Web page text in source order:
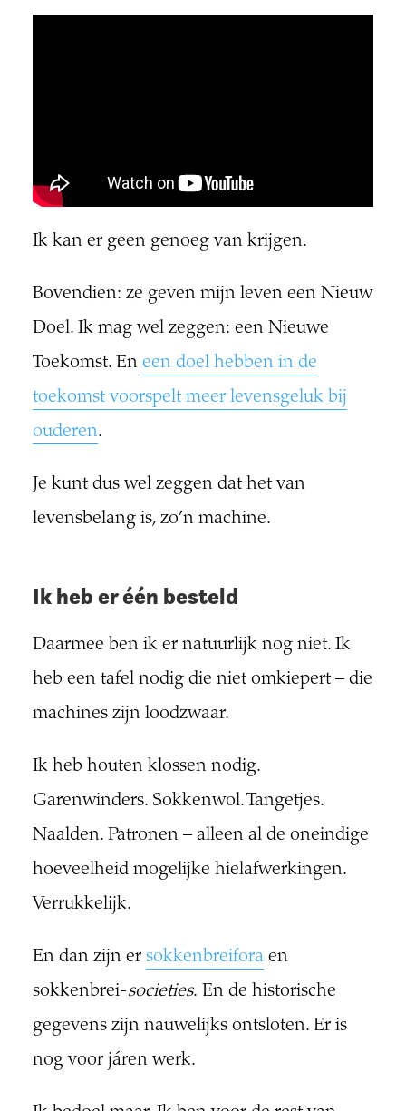
Ik kan er geen genoeg van krijgen.
Bovendien: ze geven mijn leven een Nieuw
Doel. Ik mag wel zeggen: een Nieuwe
Toekomst. En een doel hebben in de
toekomst voorspelt meer levensgeluk bij
ouderen.
Je kunt dus wel zeggen dat het van
levensbelang is, zo’n machine.
Ik heb er één besteld
Daarmee ben ik er natuurlijk nog niet. Ik
heb een tafel nodig die niet omkiepert – die
machines zijn loodzwaar.
Ik heb houten klossen nodig.
Garenwinders. Sokkenwol. Tangetjes.
Naalden. Patronen – alleen al de oneindige
hoeveelheid mogelijke hielafwerkingen.
Verrukkelijk.
En dan zijn er sokkenbreiforaen
sokkenbrei-societies. En de historische
gegevens zijn nauwelijks ontsloten. Er is
nog voor járen werk.